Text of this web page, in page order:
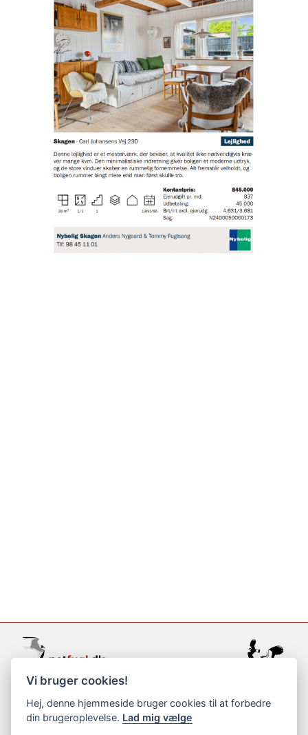
support@netfugl.dk
copyright © 2002-2023
Vi bruger cookies!
Hej, denne hjemmeside bruger cookies til at forbedre
din brugeroplevelse. Lad mig vælge